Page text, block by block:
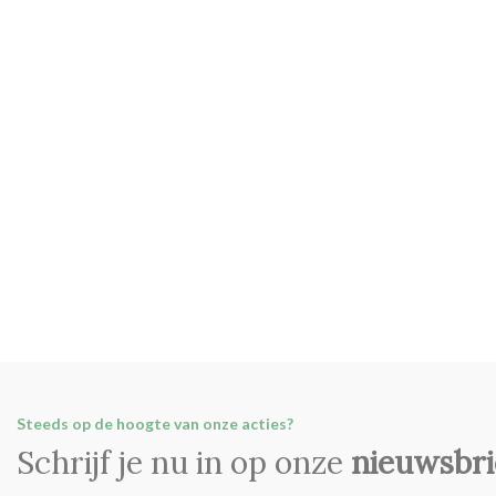
Steeds op de hoogte van onze acties?
Schrijf je nu in op onze